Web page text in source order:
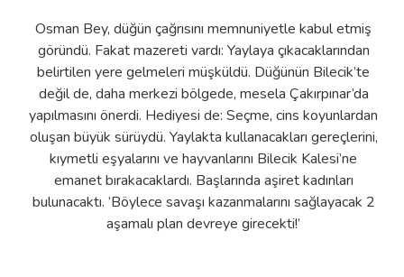
Osman Bey, düğün çağrısını memnuniyetle kabul etmiş
göründü. Fakat mazereti vardı: Yaylaya çıkacaklarından
belirtilen yere gelmeleri müşküldü. Düğünün Bilecik’te
değil de, daha merkezi bölgede, mesela Çakırpınar’da
yapılmasını önerdi. Hediyesi de: Seçme, cins koyunlardan
oluşan büyük sürüydü. Yaylakta kullanacakları gereçlerini,
kıymetli eşyalarını ve hayvanlarını Bilecik Kalesi’ne
emanet bırakacaklardı. Başlarında aşiret kadınları
bulunacaktı. ‘Böylece savaşı kazanmalarını sağlayacak 2
aşamalı plan devreye girecekti!’